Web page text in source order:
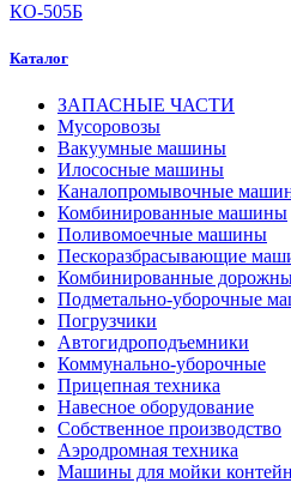
КО-505Б
Каталог
ЗАПАСНЫЕ ЧАСТИ
Мусоровозы
Вакуумные машины
Илососные машины
Каналопромывочные
Комбинированные машины
Поливомоечные машины
Пескоразбрасывающие
Комбинированные
Подметально-уборочные
Погрузчики
Автогидроподъемники
Коммунально-уборочные
Прицепная техника
Навесное оборудование
Собственное производство
Аэродромная техника
Машины для мойки